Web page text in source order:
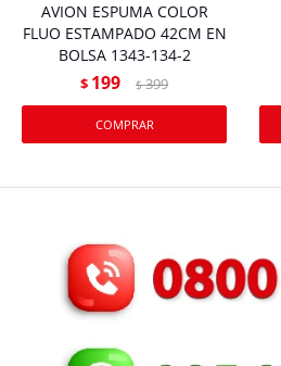
AVION ESPUMA COLOR
FLUO ESTAMPADO 42CM EN
BOLSA 1343-134-2
$ 199 $ 399